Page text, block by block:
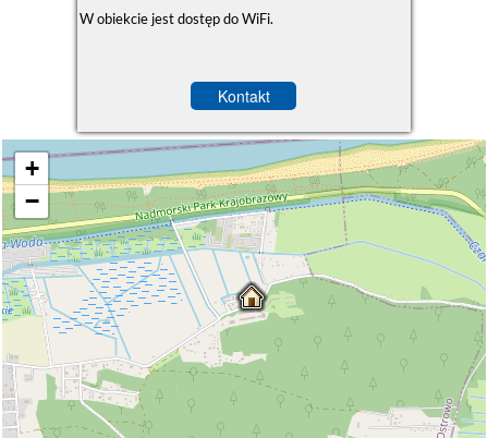
W obiekcie jest dostęp do WiFi.
Kontakt
+
−